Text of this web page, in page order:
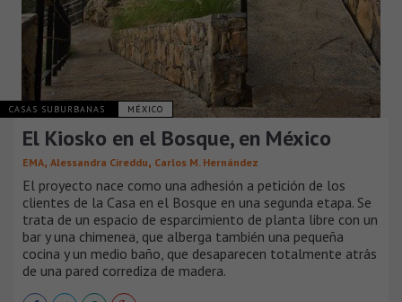
CASAS SUBURBANAS MÉXICO
El Kiosko en el Bosque, en México
EMA, Alessandra Cireddu, Carlos M. Hernández
El proyecto nace como una adhesión a petición de los
clientes de la Casa en el Bosque en una segunda etapa. Se
trata de un espacio de esparcimiento de planta libre con un
bar y una chimenea, que alberga también una pequeña
cocina y un medio baño, que desaparecen totalmente atrás
de una pared corrediza de madera.